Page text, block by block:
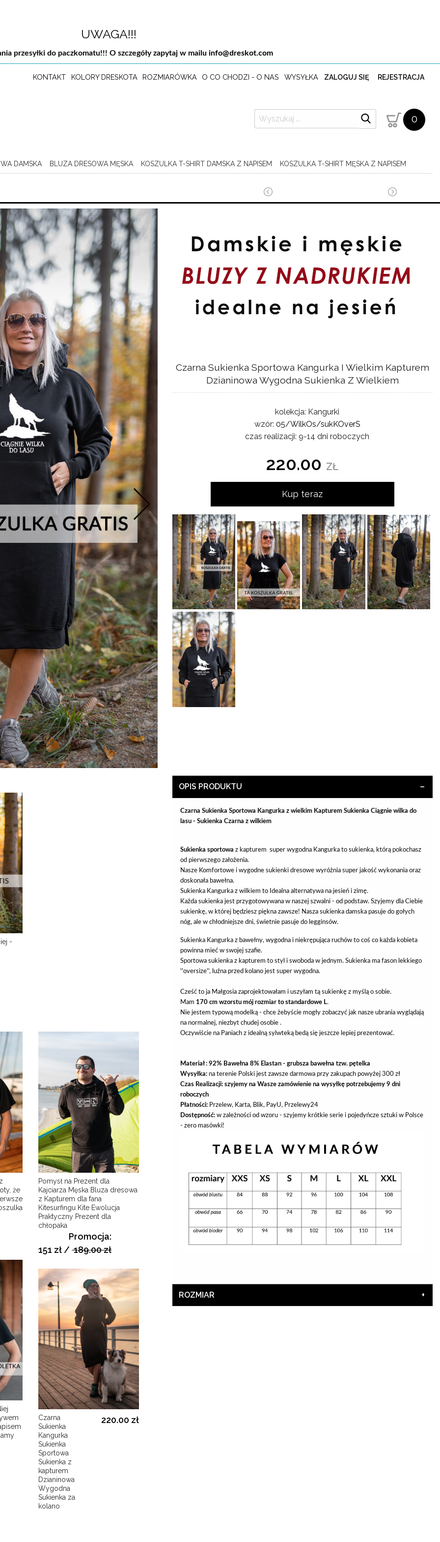
UWAGA!!!
przesyłki do paczkomatu!!! O szczegóły zapytaj w mailu info@dreskot.com
KONTAKT KOLORY DRESKOTA ROZMIARÓWKA O CO CHODZI - O NAS WYSYŁKA ZALOGUJ SIĘ REJESTRACJA
0
DAMSKA BLUZA DRESOWA MĘSKA KOSZULKA T-SHIRT DAMSKA Z NAPISEM KOSZULKA T-SHIRT MĘSKA Z NAPISEM
Nastepne
Czarna Sukienka Sportowa Kangurka I Wielkim Kapturem
Dzianinowa Wygodna Sukienka Z Wielkiem
kolekcja: Kangurki
wzór: 05/WilkOs/sukKOverS
czas realizacji: 9-14 dni roboczych
220.00 ZŁ
Kup teraz
-
że
Pomysł na Prezent dla
Kajciarza Męska Bluza dresowa
z Kapturem dla fana
Kitesurfingu Kite Ewolucja
Praktyczny Prezent dla
chłopaka
Promocja:
151 zł /189.00 zł
Czarna
Sukienka
Kangurka
Sukienka
Sportowa
Sukienka z
kapturem
Dzianinowa
Wygodna
Sukienka za
kolano
220.00 zł
OPIS PRODUKTU
Czarna Sukienka Sportowa Kangurka z wielkim Kapturem Sukienka Ciągnie wilka do
lasu - Sukienka Czarna z wilkiem
Sukienka sportowa z kapturem super wygodna Kangurka to sukienka, którą pokochasz
od pierwszego założenia.
Nasze Komfortowe i wygodne sukienki dresowe wyróżnia super jakość wykonania oraz
doskonała bawełna.
Sukienka Kangurka z wilkiem to Idealna alternatywa na jesień i zimę.
Każda sukienka jest przygotowywana w naszej szwalni - od podstaw. Szyjemy dla Ciebie
sukienkę, w której będziesz piękna zawsze! Nasza sukienka damska pasuje do gołych
nóg, ale w chłodniejsze dni, świetnie pasuje do legginsów.
Sukienka Kangurka z bawełny, wygodna i niekrępująca ruchów to coś co każda kobieta
powinna mieć w swojej szafie.
Sportowa sukienka z kapturem to styl i swoboda w jednym. Sukienka ma fason lekkiego
''oversize'', luźna przed kolano jest super wygodna.
Cześć to ja Małgosia zaprojektowałam i uszyłam tą sukienkę z myślą o sobie.
Mam 170 cm wzorstu mój rozmiar to standardowe L.
Nie jestem typową modelką - chce żebyście mogły zobaczyć jak nasze ubrania wyglądają
na normalnej, niezbyt chudej osobie .
Oczywiście na Paniach z idealną sylwteką bedą się jeszcze lepiej prezentować.
Materiał : 92% Bawełna 8% Elastan - grubsza bawełna tzw. pętelka
Wysyłka:na terenie Polski jest zawsze darmowa przy zakupach powyżej 300 zł
Czas Realizacji: szyjemy na Wasze zamówienie na wysyłkę potrzebujemy 9 dni
roboczych
Płatności: Przelew, Karta, Blik, PayU, Przelewy24
Dostępność: w zależności od wzoru - szyjemy krótkie serie i pojedyńcze sztuki w Polsce
- zero masówki!
ROZMIAR